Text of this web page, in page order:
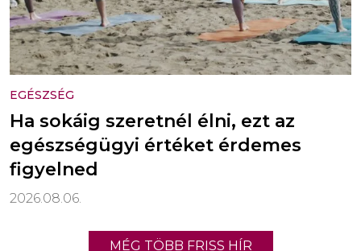
EGÉSZSÉG
Ha sokáig szeretnél élni, ezt az
egészségügyi értéket érdemes
figyelned
2026.08.06.
MÉG TÖBB FRISS HÍR